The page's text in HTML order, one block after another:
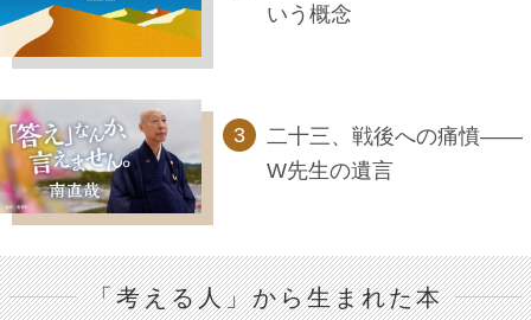
いう概念
二十三、戦後への痛憤――
W先生の遺言
「考える人」から生まれた本